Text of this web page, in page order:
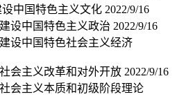
中国特色主义文化 2022/9/16
设中国特色主义政治 2022/9/16
设中国特色社会主义经济
会主义改革和对外开放 2022/9/16
会主义本质和初级阶段理论